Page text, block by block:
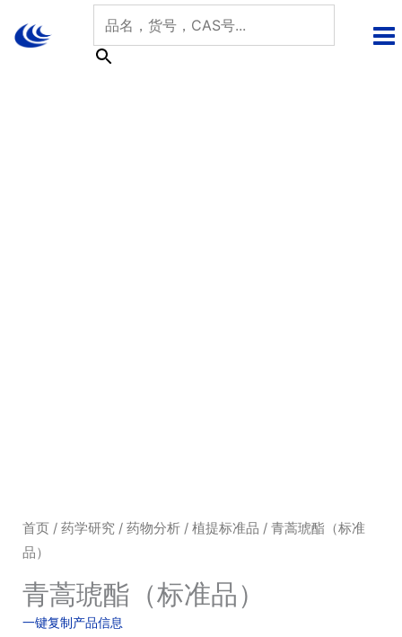
首页/ 药学研究/ 药物分析/ 植提标准品 / 青蒿琥酯（标准
品）
青蒿琥酯（标准品）
一键复制产品信息